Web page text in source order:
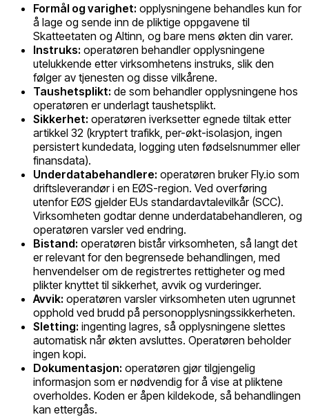
Formål og varighet: opplysningene behandles kun for
å lage og sende inn de pliktige oppgavene til
Skatteetaten og Altinn, og bare mens økten din varer.
Instruks: operatøren behandler opplysningene
utelukkende etter virksomhetens instruks, slik den
følger av tjenesten og disse vilkårene.
Taushetsplikt: de som behandler opplysningene hos
operatøren er underlagt taushetsplikt.
Sikkerhet: operatøren iverksetter egnede tiltak etter
artikkel 32 (kryptert trafikk, per-økt-isolasjon, ingen
persistert kundedata, logging uten fødselsnummer eller
finansdata).
Underdatabehandlere: operatøren bruker Fly.io som
driftsleverandør i en EØS-region. Ved overføring
utenfor EØS gjelder EUs standardavtalevilkår (SCC).
Virksomheten godtar denne underdatabehandleren, og
operatøren varsler ved endring.
Bistand: operatøren bistår virksomheten, så langt det
er relevant for den begrensede behandlingen, med
henvendelser om de registrertes rettigheter og med
plikter knyttet til sikkerhet, avvik og vurderinger.
Avvik: operatøren varsler virksomheten uten ugrunnet
opphold ved brudd på personopplysningssikkerheten.
Sletting: ingenting lagres, så opplysningene slettes
automatisk når økten avsluttes. Operatøren beholder
ingen kopi.
Dokumentasjon: operatøren gjør tilgjengelig
informasjon som er nødvendig for å vise at pliktene
overholdes. Koden er åpen kildekode, så behandlingen
kan ettergås.